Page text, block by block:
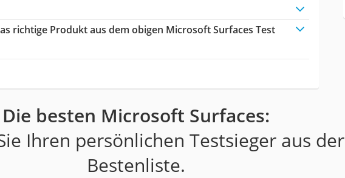
richtige Produkt aus dem obigen Microsoft Surfaces Test
Die besten Microsoft Surfaces:
Ihren persönlichen Testsieger aus der
Bestenliste.